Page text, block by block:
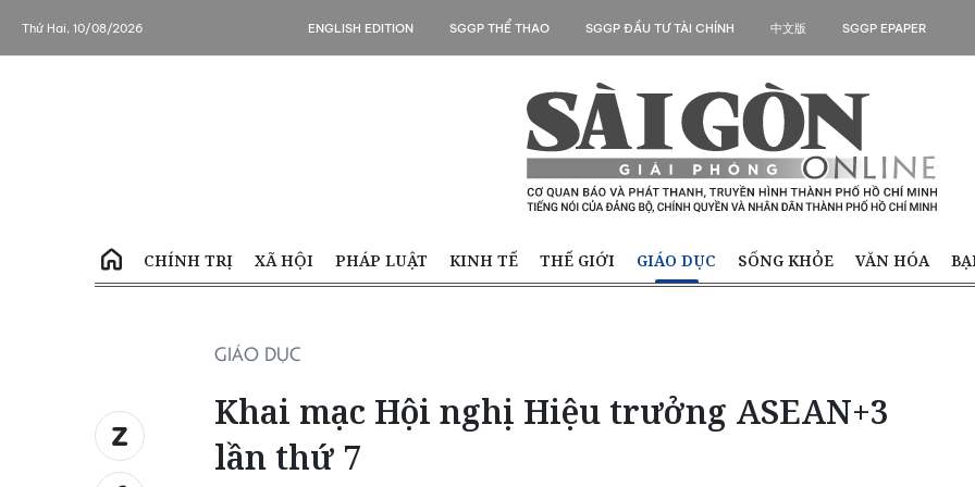
Thứ Hai, 10/08/2026 ENGLISH EDITION SGGP THỂ THAO SGGP ĐẦU TƯ TÀI CHÍNH 中文版 SGGP EPAPER
CHÍNH TRỊ XÃ HỘI PHÁP LUẬT KINH TẾ THẾ GIỚI GIÁO DỤC SỐNG KHỎE VĂN HÓA
GIÁO DỤC
Khai mạc Hội nghị Hiệu trưởng ASEAN+3
lần thứ 7